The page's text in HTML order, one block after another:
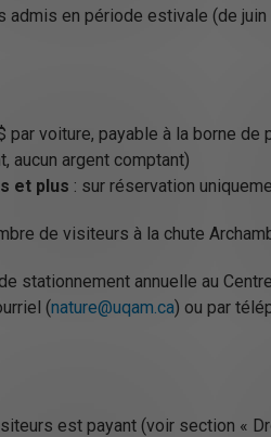
admis en période estivale (de
par voiture, payable à la borne
aucun argent comptant)
et plus : sur réservation
de visiteurs à la chute
stationnement annuelle au
(nature@uqam.ca) ou par
est payant (voir section «